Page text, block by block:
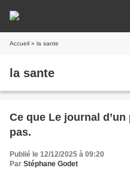
Accueil » la sante
la sante
Ce que Le journal
pas.
Publié le 12/12/2025 à 09:20
Par Stéphane Godet